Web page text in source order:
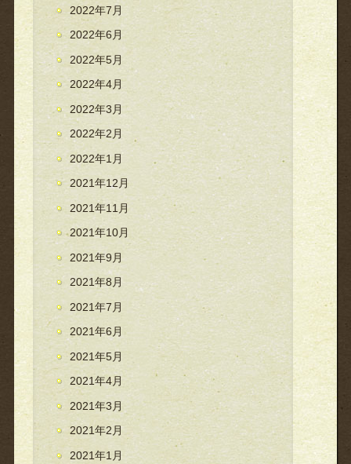
2022年7月
2022年6月
2022年5月
2022年4月
2022年3月
2022年2月
2022年1月
2021年12月
2021年11月
2021年10月
2021年9月
2021年8月
2021年7月
2021年6月
2021年5月
2021年4月
2021年3月
2021年2月
2021年1月